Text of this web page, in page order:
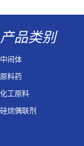
产品类别
中间体
原料药
化工原料
硅烷偶联剂